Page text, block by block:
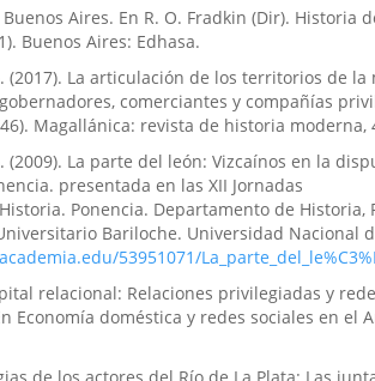
Buenos Aires. En R. O. Fradkin (Dir). Historia
Buenos Aires: Edhasa.
(2017). La articulación de los territorios de
comerciantes y compañías
Magallánica: revista de historia moderna,
(2009). La parte del león: Vizcaínos en la
presentada en las XII Jornadas
Ponencia. Departamento de Historia,
Bariloche. Universidad Nacional
53951071/
relacional: Relaciones privilegiadas y
Economía doméstica y redes sociales en el